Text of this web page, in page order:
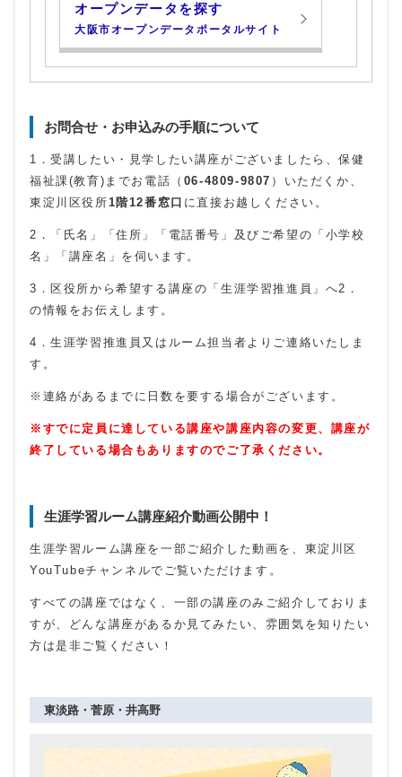
オープンデータを探す
大阪市オープンデータポータルサイト
お問合せ・お申込みの手順について
1．受講したい・見学したい講座がございましたら、保健
福祉課(教育)までお電話（ 06-4809-9807 ）いただくか、
東淀川区役所 1階12番窓口 に直接お越しください。
2．「氏名」「住所」「電話番号」及びご希望の「小学校
名」「講座名」を伺います。
3．区役所から希望する講座の「生涯学習推進員」へ2．
の情報をお伝えします。
4．生涯学習推進員又はルーム担当者よりご連絡いたしま
す。
※連絡があるまでに日数を要する場合がございます。
※すでに定員に達している講座や講座内容の変更、講座が
終了している場合もありますのでご了承ください。
生涯学習ルーム講座紹介動画公開中！
生涯学習ルーム講座を一部ご紹介した動画を、東淀川区
YouTubeチャンネルでご覧いただけます。
すべての講座ではなく、一部の講座のみご紹介しておりま
すが、どんな講座があるか見てみたい、雰囲気を知りたい
方は是非ご覧ください！
東淡路・菅原・井高野